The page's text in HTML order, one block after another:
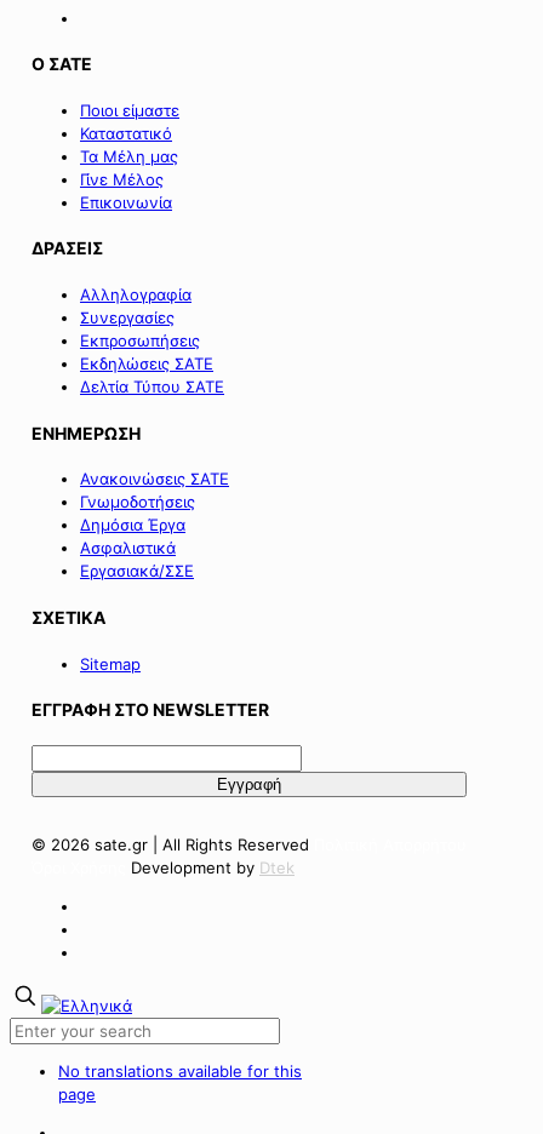
Ο ΣΑΤΕ
Ποιοι είμαστε
Καταστατικό
Τα Μέλη μας
Γίνε Μέλος
Επικοινωνία
ΔΡΑΣΕΙΣ
Αλληλογραφία
Συνεργασίες
Εκπροσωπήσεις
Εκδηλώσεις ΣΑΤΕ
Δελτία Τύπου ΣΑΤΕ
ΕΝΗΜΕΡΩΣΗ
Ανακοινώσεις ΣΑΤΕ
Γνωμοδοτήσεις
Δημόσια Έργα
Ασφαλιστικά
Εργασιακά/ΣΣΕ
ΣΧΕΤΙΚΑ
Sitemap
ΕΓΓΡΑΦΗ ΣΤΟ NEWSLETTER
© 2026 sate.gr | All Rights Reserved
Development by Dtek
No translations available for this
page